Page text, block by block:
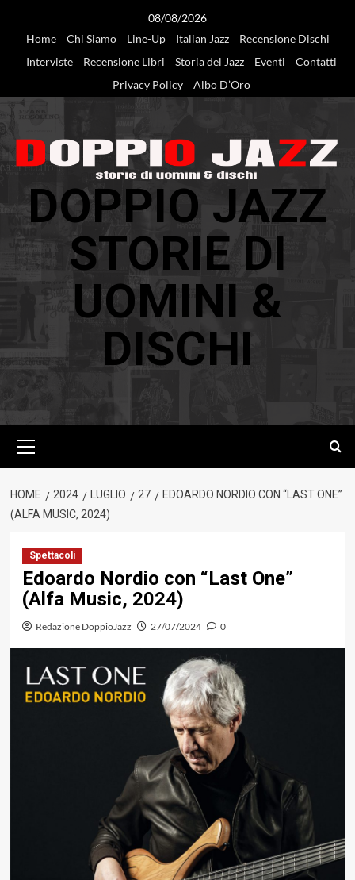
08/08/2026
Home
Chi Siamo Line-Up Italian Jazz
Recensione Dischi
Interviste
Recensione Libri Storia del Jazz Eventi
Contatti
Privacy Policy
Albo D’Oro
DOPPIO JAZZ
STORIE DI
UOMINI &
DISCHI
principale
HOME 2024 LUGLIO 27
EDOARDO NORDIO CON “LAST ONE”
(ALFA MUSIC, 2024)
Spettacoli
Edoardo Nordio con “Last One”
(Alfa Music, 2024)
Redazione DoppioJazz 27/07/2024 0